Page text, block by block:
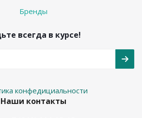
Бренды
всегда в курсе!
конфедициальности
Наши контакты